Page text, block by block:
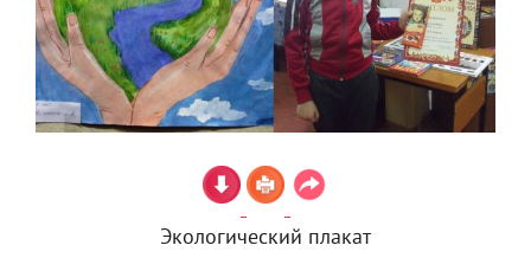
Экологический плакат